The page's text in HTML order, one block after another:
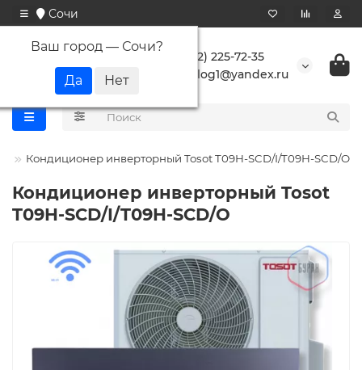
Сочи
Ваш город — Сочи?
+7 (862) 225-72-35
buranlog1@yandex.ru
Кондиционер инверторный Tosot T09H-SCD/I/T09H-SCD/O
Кондиционер инверторный Tosot
T09H-SCD/I/T09H-SCD/O